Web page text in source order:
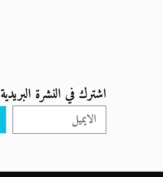
اشترك في النشرة البريدية